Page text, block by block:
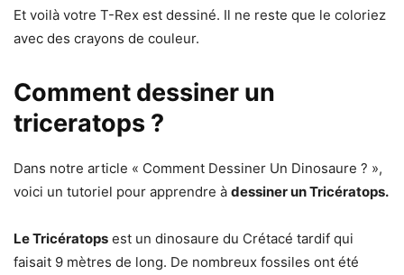
Et voilà votre T-Rex est dessiné. Il ne reste que le coloriez
avec des crayons de couleur.
Comment dessiner un
triceratops ?
Dans notre article « Comment Dessiner Un Dinosaure ? »,
voici un tutoriel pour apprendre à dessiner un Tricératops.
Le Tricératops est un dinosaure du Crétacé tardif qui
faisait 9 mètres de long. De nombreux fossiles ont été